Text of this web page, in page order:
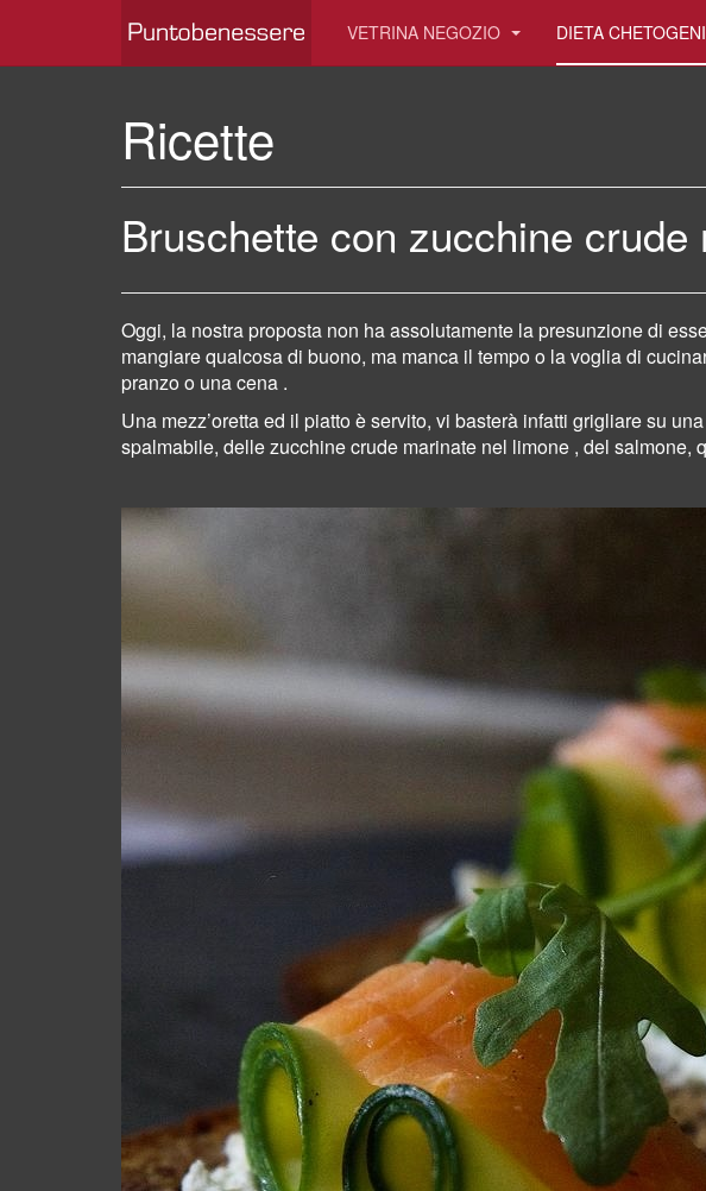
VETRINA NEGOZIO DIETA
Ricette
Bruschette con zucchine
Oggi, la nostra proposta non ha assolutamente la presunzione di
mangiare qualcosa di buono, ma manca il tempo o la voglia di
pranzo o una cena .
Una mezz’oretta ed il piatto è servito, vi basterà infatti grigliare su
spalmabile, delle zucchinecrude marinate nel limone , del salmone,